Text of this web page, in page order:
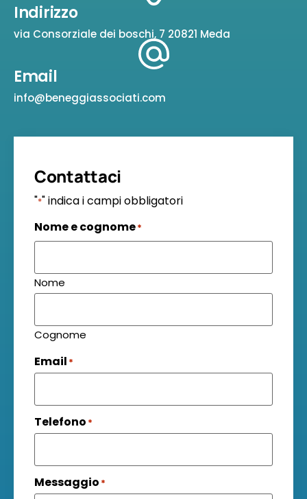
Indirizzo
via Consorziale dei boschi, 7 20821 Meda
Email
info@beneggiassociati.com
Contattaci
"*" indica i campi obbligatori
Nome e cognome*
Nome
Cognome
Email *
Telefono *
Messaggio *